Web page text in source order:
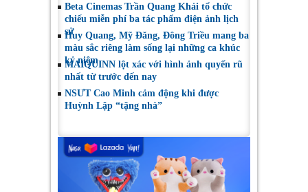
Beta Cinemas Trần Quang Khải tổ chức
chiếu miễn phí ba tác phẩm điện ảnh lịch
sử
Huy Quang, Mỹ Đăng, Đông Triều mang ba
màu sắc riêng làm sống lại những ca khúc
kỷ niệm
MAIQUINN lột xác với hình ảnh quyến rũ
nhất từ trước đến nay
NSƯT Cao Minh cảm động khi được
Huỳnh Lập “tặng nhà”